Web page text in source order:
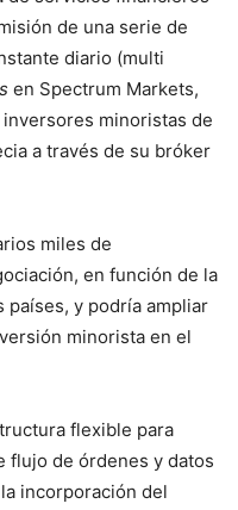
de una serie de
diario (multi
en Spectrum Markets,
minoristas de
a través de su bróker
miles de
en función de la
países, y podría ampliar
minorista en el
flexible para
flujo de órdenes y datos
incorporación del